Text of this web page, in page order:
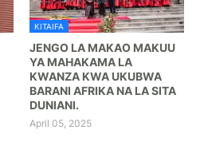
KITAIFA
JENGO LA MAKAO MAKUU
YA MAHAKAMA LA
KWANZA KWA UKUBWA
BARANI AFRIKA NA LA SITA
DUNIANI.
April 05, 2025